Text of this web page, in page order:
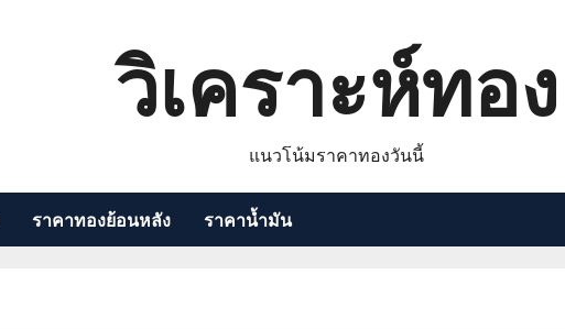
วิเคราะห์ทอง
แนวโน้มราคาทองวันนี้
ราคาทองย้อนหลัง ราคาน้ำมัน